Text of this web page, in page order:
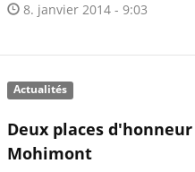
8. janvier 2014 - 9:03
Actualités
Deux places
Mohimont